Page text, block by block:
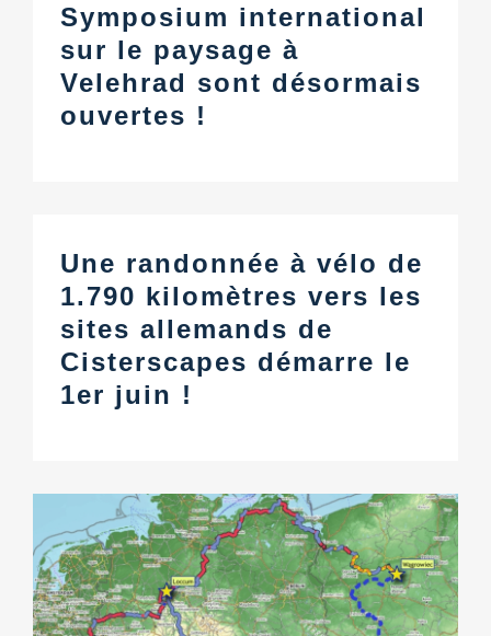
Symposium international
sur le paysage à
Velehrad sont désormais
ouvertes !
Une randonnée à vélo de
1.790 kilomètres vers les
sites allemands de
Cisterscapes démarre le
1er juin !